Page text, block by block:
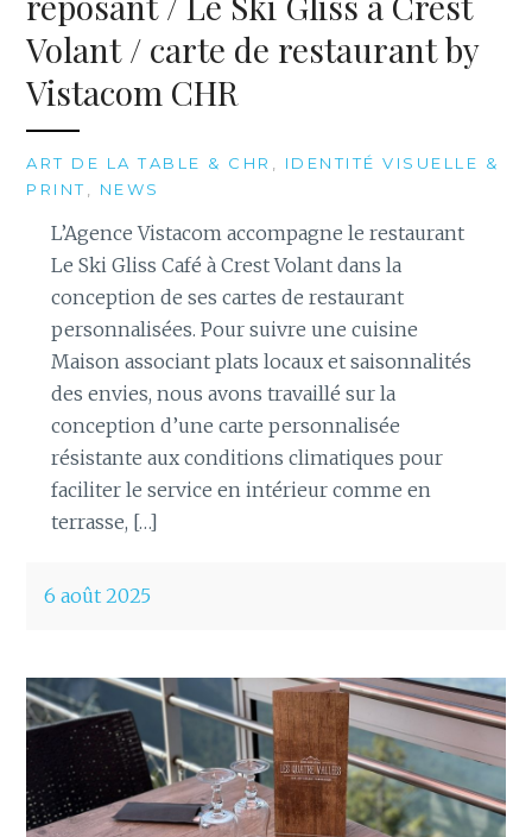
Volant / carte de restaurant by
Vistacom CHR
ART DE LA TABLE & CHR
IDENTITÉ VISUELLE &
PRINT
NEWS
L’Agence Vistacom accompagne le restaurant
Le Ski Gliss Café à Crest Volant dans la
conception de ses cartes de restaurant
personnalisées. Pour suivre une cuisine
Maison associant plats locaux et saisonnalités
des envies, nous avons travaillé sur la
conception d’une carte personnalisée
résistante aux conditions climatiques pour
faciliter le service en intérieur comme en
terrasse, […]
6 août 2025